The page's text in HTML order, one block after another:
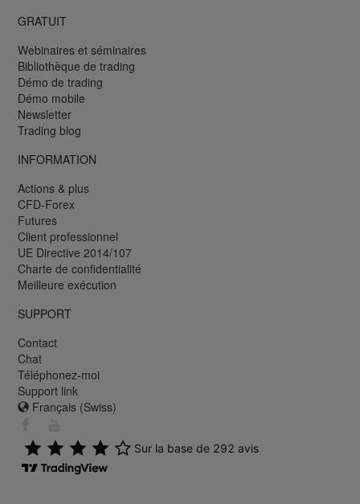
GRATUIT
Webinaires et séminaires
Bibliothèque de trading
Démo de trading
Démo mobile
Newsletter
Trading blog
INFORMATION
Actions & plus
CFD-Forex
Futures
Client professionnel
UE Directive 2014/107
Charte de confidentialité
Meilleure exécution
SUPPORT
Contact
Chat
Téléphonez-moi
Support link
Français (Swiss)